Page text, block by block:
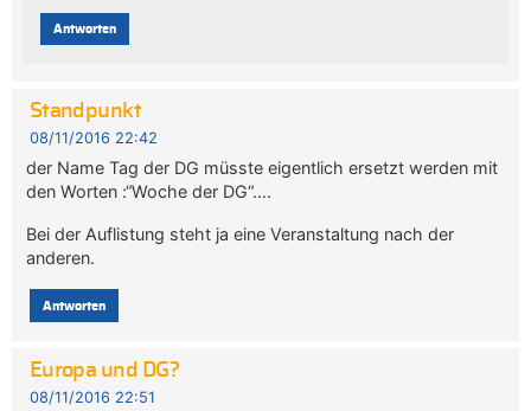
Antworten
Standpunkt
08/11/2016 22:42
der Name Tag der DG müsste eigentlich ersetzt werden mit
den Worten :“Woche der DG“….
Bei der Auflistung steht ja eine Veranstaltung nach der
anderen.
Antworten
Europa und DG?
08/11/2016 22:51